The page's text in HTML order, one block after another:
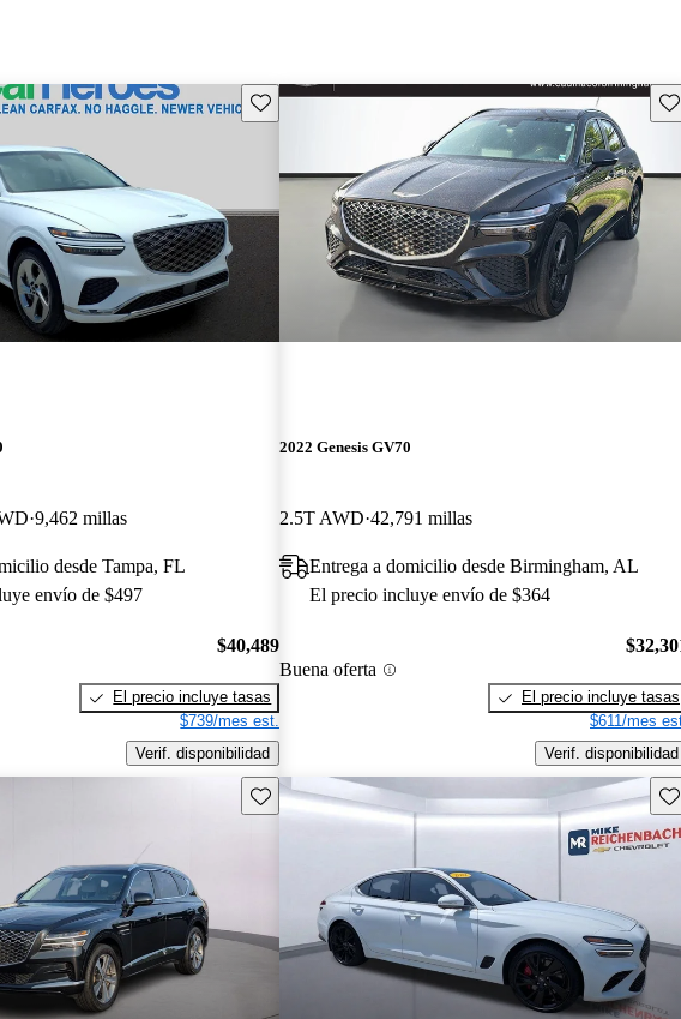
Guarda este Aviso
9,462 millas
desde Tampa, FL
envío de $497
$40,489
El precio incluye tasas
$739/mes est.
Verif. disponibilidad
2022 Genesis GV70
2.5T AWD 42,791 millas
Entrega a domicilio desde Birmingham, AL
El precio incluye envío de $364
Buena oferta
El precio incluye tasas
$611/mes
Verif. disponibilidad
Guarda este Aviso